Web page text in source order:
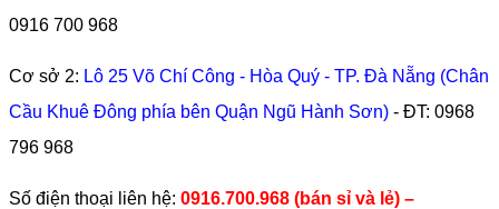
0916 700 968
Cơ sở 2: Lô 25 Võ Chí Công - Hòa Quý - TP. Đà Nẵng (Chân
Cầu Khuê Đông phía bên Quận Ngũ Hành Sơn) - ĐT: 0968
796 968
​Số điện thoại liên hệ: 0916.700.968 (bán sỉ và lẻ) –